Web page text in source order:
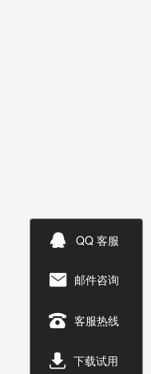
 QQ 客服
 邮件咨询
 客服热线
 下载试用